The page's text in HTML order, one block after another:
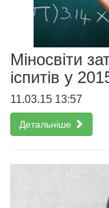
Міносвіти
іспитів у
11.03.15 13:57
Детальніше